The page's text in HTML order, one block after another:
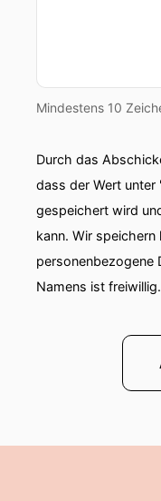
Mindestens 10
Durch das
dass der Wert
gespeichert wird
kann. Wir
personenbezogene
Namens ist freiwillig.